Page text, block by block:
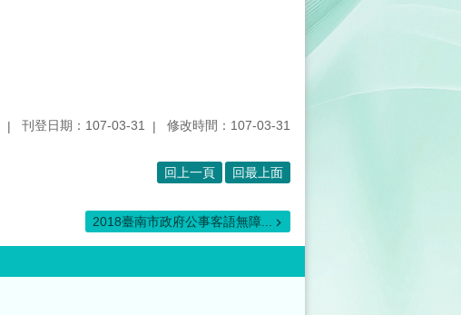
刊登日期：107-03-31 修改時間：107-03-31
回上一頁 回最上面
2018臺南市政府公事客語無障...